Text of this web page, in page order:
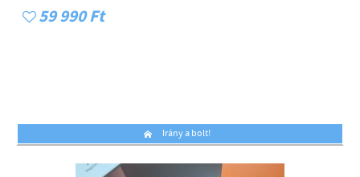
59 990 Ft
Irány a bolt!